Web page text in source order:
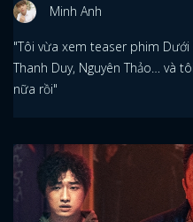
Minh Anh
"Tôi vừa xem teaser phim Dưới
Thanh Duy, Nguyên Thảo… và
nữa rồi"